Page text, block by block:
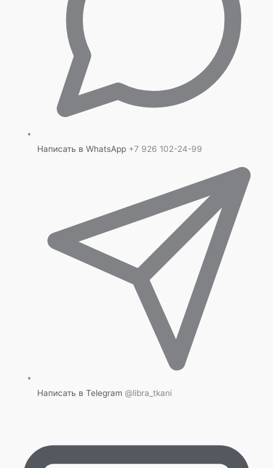
Написать в WhatsApp +7 926 102-24-99
Написать в Telegram @libra_tkani